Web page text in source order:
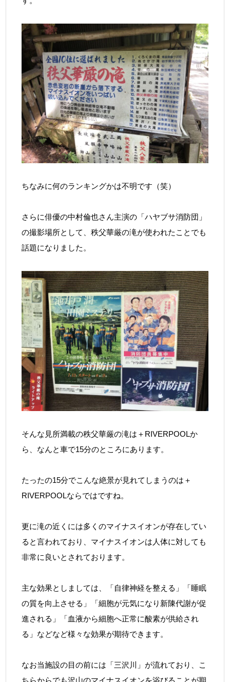
ちなみに何のランキングかは不明です（笑）
さらに俳優の中村倫也さん主演の「ハヤブサ消防団」
の撮影場所として、秩父華厳の滝が使われたことでも
話題になりました。
そんな見所満載の秩父華厳の滝は＋RIVERPOOLか
ら、なんと車で15分のところにあります。
たったの15分でこんな絶景が見れてしまうのは＋
RIVERPOOLならではですね。
更に滝の近くには多くのマイナスイオンが存在してい
ると言われており、マイナスイオンは人体に対しても
非常に良いとされております。
主な効果としましては、「自律神経を整える」「睡眠
の質を向上させる」「細胞が元気になり新陳代謝が促
進される」「血液から細胞へ正常に酸素が供給され
る」などなど様々な効果が期待できます。
なお当施設の目の前には「三沢川」が流れており、こ
ちらからでも沢山のマイナスイオンを浴びることが期